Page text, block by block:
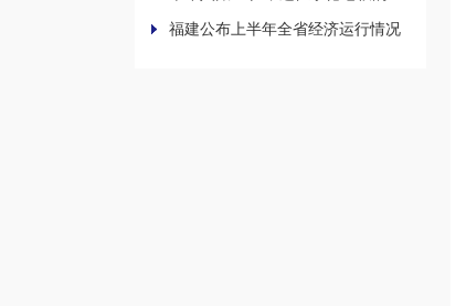
福建公布上半年全省经济运行情况